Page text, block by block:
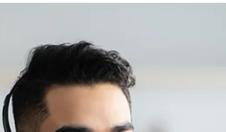
Arabskich?
Zjednoczone Emiraty Arabskie przyciągają
przedsiębiorców z całego świata, oferując
dogodne warunki do zakładania i
prowadzenia biznesu. W...